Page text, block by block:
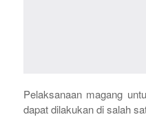
Pelaksanaan magang
dapat dilakukan di salah